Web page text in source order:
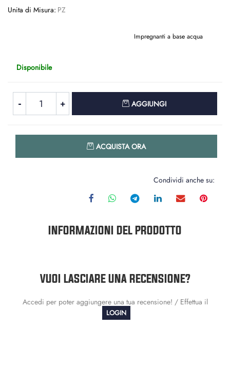
Unita di Misura: PZ
Impregnanti a base acqua
Disponibile
AGGIUNGI
ACQUISTA ORA
Condividi anche su:
INFORMAZIONI DEL PRODOTTO
VUOI LASCIARE UNA RECENSIONE?
Accedi per poter aggiungere una tua recensione! / Effettua il
LOGIN